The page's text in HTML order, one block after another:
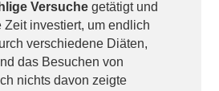
Versuche getätigt und
Zeit investiert, um endlich
verschiedene Diäten,
das Besuchen von
nichts davon zeigte